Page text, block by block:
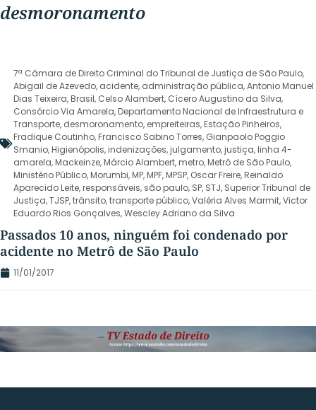
desmoronamento
7ª Câmara de Direito Criminal do Tribunal de Justiça de São Paulo,
Abigail de Azevedo, acidente, administração pública,Antonio Manuel
Dias Teixeira,Brasil, Celso Alambert, Cícero Augustino da Silva,
Consórcio Via Amarela,Departamento Nacional de Infraestrutura e
Transporte, desmoronamento, empreiteiras,Estação Pinheiros,
Fradique Coutinho,Francisco Sabino Torres, Gianpaolo Poggio
Smanio,Higienópolis,indenizações,julgamento,justiça,linha 4-
amarela,Mackeinze,Márcio Alambert,metro,Metrô de São Paulo,
Ministério Público,Morumbi,MP,MPF,MPSP, Oscar Freire,Reinaldo
Aparecido Leite,responsáveis, são paulo, SP, STJ, Superior Tribunal de
Justiça,TJSP,trânsito,transporte público,Valéria Alves Marmit,Victor
Eduardo Rios Gonçalves,Wescley Adriano da Silva
Passados 10 anos, ninguém foi condenado por
acidente no Metrô de São Paulo
11/01/2017